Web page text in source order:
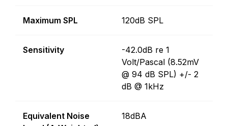
Maximum SPL 120dB SPL
Sensitivity
-42.0dB re 1
Volt/Pascal (8.52mV
@ 94 dB SPL) +/- 2
dB @ 1kHz
Equivalent Noise
18dBA